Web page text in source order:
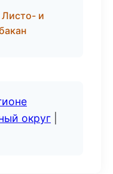
Листо- и
округ